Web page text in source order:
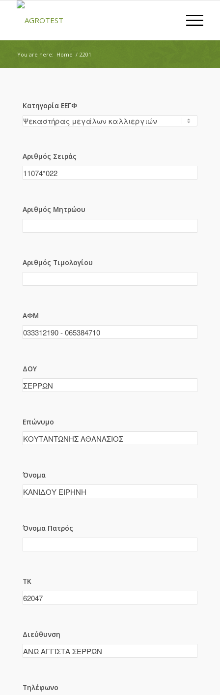
You are here: Home / 2201
Κατηγορία ΕΕΓΦ
Αριθμός Σειράς
Αριθμός Μητρώου
Αριθμός Τιμολογίου
ΑΦΜ
ΔΟΥ
Επώνυμο
Όνομα
Όνομα Πατρός
ΤΚ
Διεύθυνση
Τηλέφωνο